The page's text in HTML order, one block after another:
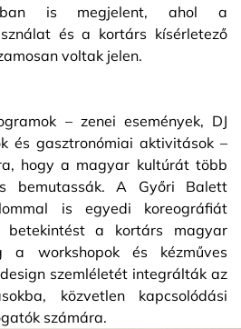
is megjelent, ahol a
és a kortárs kísérletező
voltak jelen.
– zenei események, DJ
és gasztronómiai aktivitások –
hogy a magyar kultúrát több
bemutassák. A Győri Balett
is egyedi koreográfiát
betekintést a kortárs magyar
a workshopok és kézműves
szemléletét integrálták az
közvetlen kapcsolódási
számára.